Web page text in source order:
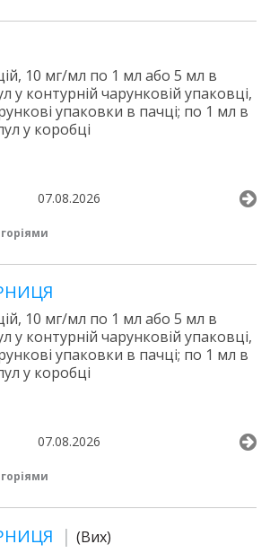
10 мг/мл по 1 мл або 5 мл в
у контурній чарунковій упаковці,
упаковки в пачці; по 1 мл в
у коробці
07.08.2026
10 мг/мл по 1 мл або 5 мл в
у контурній чарунковій упаковці,
упаковки в пачці; по 1 мл в
у коробці
07.08.2026
(Вих)